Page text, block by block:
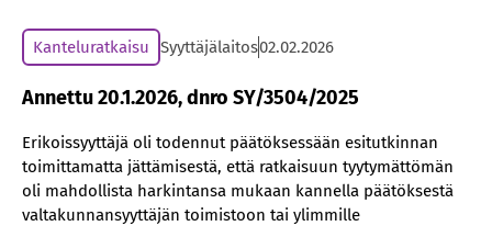
Kanteluratkaisu Syyttäjälaitos02.02.2026
Annettu 20.1.2026, dnro SY/3504/2025
Erikoissyyttäjä oli todennut päätöksessään esitutkinnan
toimittamatta jättämisestä, että ratkaisuun tyytymättömän
oli mahdollista harkintansa mukaan kannella päätöksestä
valtakunnansyyttäjän toimistoon tai ylimmille